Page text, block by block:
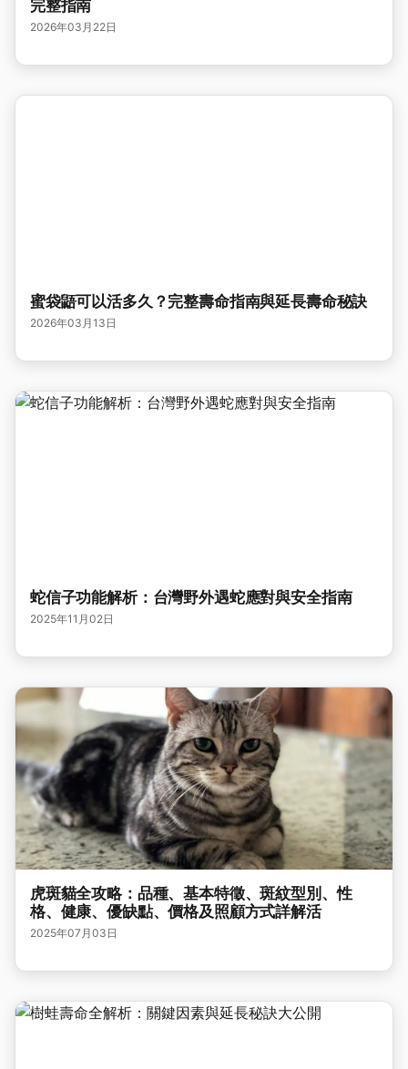
完整指南
2026年03月22日
蜜袋鼯可以活多久？完整壽命指南與延長壽命秘訣
2026年03月13日
蛇信子功能解析：台灣野外遇蛇應對與安全指南
2025年11月02日
虎斑貓全攻略：品種、基本特徵、斑紋型別、性
格、健康、優缺點、價格及照顧方式詳解活
2025年07月03日